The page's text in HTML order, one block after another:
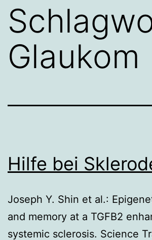
Glaukom
Hilfe bei
Joseph Y. Shin et al.:
and memory at a TGFB2
systemic sclerosis. Science